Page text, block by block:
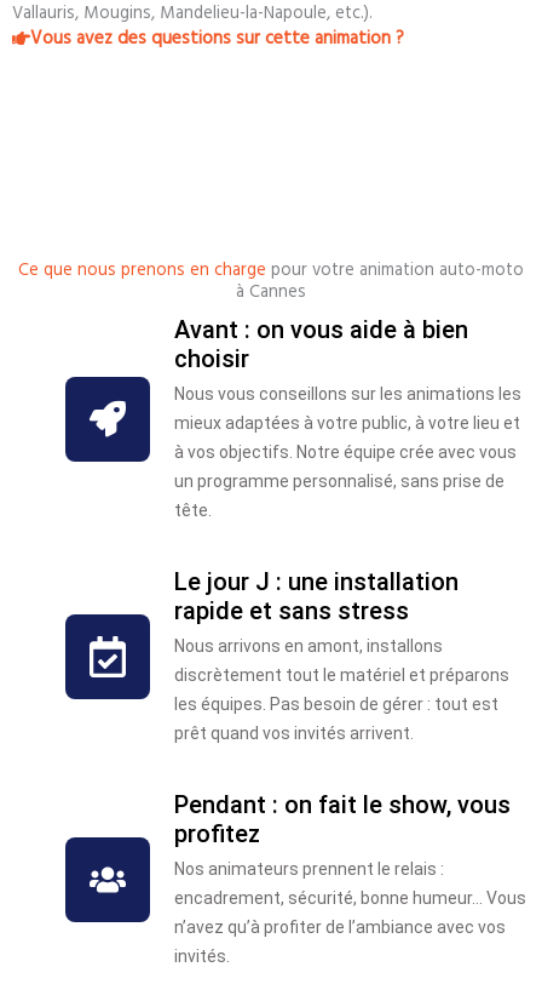
Vallauris, Mougins, Mandelieu-la-Napoule, etc.).
Vous avez des questions sur cette animation ?
Ce que nous prenons en charge pour votre animation auto-moto
à Cannes
Avant : on vous aide à bien
choisir
Nous vous conseillons sur les animations les
mieux adaptées à votre public, à votre lieu et
à vos objectifs. Notre équipe crée avec vous
un programme personnalisé, sans prise de
tête.
Le jour J : une installation
rapide et sans stress
Nous arrivons en amont, installons
discrètement tout le matériel et préparons
les équipes. Pas besoin de gérer : tout est
prêt quand vos invités arrivent.
Pendant : on fait le show, vous
profitez
Nos animateurs prennent le relais :
encadrement, sécurité, bonne humeur… Vous
n’avez qu’à profiter de l’ambiance avec vos
invités.